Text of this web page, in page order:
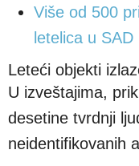
Više od 500
letelica u SAD
Leteći objekti
U izveštajima,
desetine tvrdnji
neidentifikovanih